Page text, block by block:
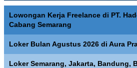
Lowongan Kerja Freelance di PT.
Cabang Semarang
Loker Bulan Agustus 2026 di Aura
Loker Semarang, Jakarta, Bandung,